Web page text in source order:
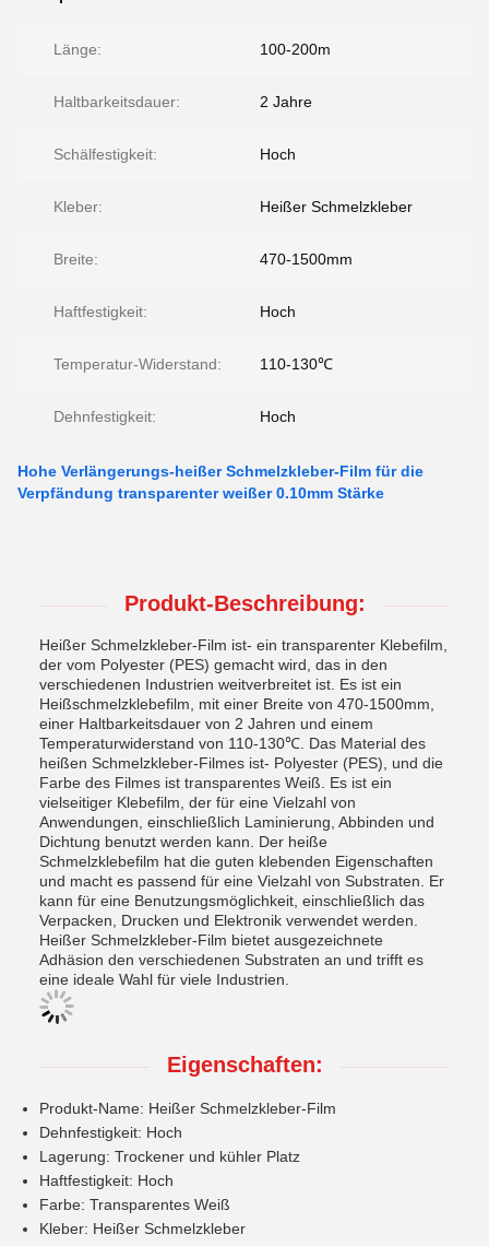
Länge: 100-200m
Haltbarkeitsdauer: 2 Jahre
Schälfestigkeit: Hoch
Kleber: Heißer Schmelzkleber
Breite: 470-1500mm
Haftfestigkeit: Hoch
Temperatur-Widerstand: 110-130℃
Dehnfestigkeit: Hoch
Hohe Verlängerungs-heißer Schmelzkleber-Film für die
Verpfändung transparenter weißer 0.10mm Stärke
Produkt-Beschreibung:
Heißer Schmelzkleber-Film ist- ein transparenter Klebefilm,
der vom Polyester (PES) gemacht wird, das in den
verschiedenen Industrien weitverbreitet ist. Es ist ein
Heißschmelzklebefilm, mit einer Breite von 470-1500mm,
einer Haltbarkeitsdauer von 2 Jahren und einem
Temperaturwiderstand von 110-130℃. Das Material des
heißen Schmelzkleber-Filmes ist- Polyester (PES), und die
Farbe des Filmes ist transparentes Weiß. Es ist ein
vielseitiger Klebefilm, der für eine Vielzahl von
Anwendungen, einschließlich Laminierung, Abbinden und
Dichtung benutzt werden kann. Der heiße
Schmelzklebefilm hat die guten klebenden Eigenschaften
und macht es passend für eine Vielzahl von Substraten. Er
kann für eine Benutzungsmöglichkeit, einschließlich das
Verpacken, Drucken und Elektronik verwendet werden.
Heißer Schmelzkleber-Film bietet ausgezeichnete
Adhäsion den verschiedenen Substraten an und trifft es
eine ideale Wahl für viele Industrien.
Eigenschaften:
Produkt-Name: Heißer Schmelzkleber-Film
Dehnfestigkeit: Hoch
Lagerung: Trockener und kühler Platz
Haftfestigkeit: Hoch
Farbe: Transparentes Weiß
Kleber: Heißer Schmelzkleber